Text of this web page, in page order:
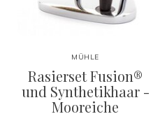
MÜHLE
Rasierset Fusion®
und Synthetikhaar -
Mooreiche